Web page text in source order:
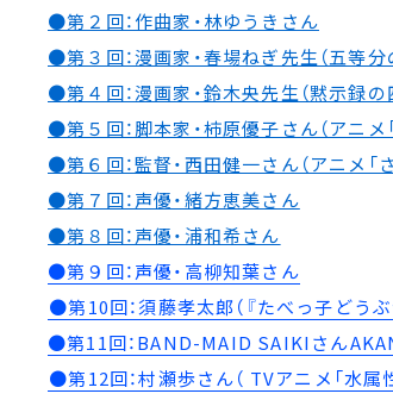
●第２回：作曲家・林ゆうきさん
●第３回：漫画家・春場ねぎ先生（五等分
●第４回：漫画家・鈴木央先生（黙示録
●第５回：脚本家・柿原優子さん（アニメ
●第６回：監督・西田健一さん（アニメ「
●第７回：声優・緒方恵美さん
●第８回：声優・浦和希さん
●第９回：声優・高柳知葉さん
●第10回：須藤孝太郎（『たべっ子どう
●第11回：BAND-MAID SAIKIさん
⁠●第12回：村瀬歩さん（ TVアニメ「水属